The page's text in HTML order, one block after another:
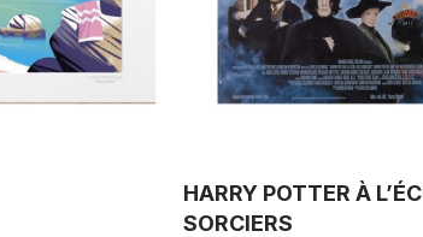
HARRY POTTER À
SORCIERS